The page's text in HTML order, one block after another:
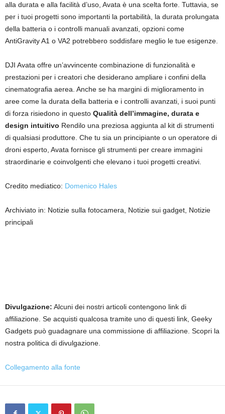
alla durata e alla facilità d’uso, Avata è una scelta forte. Tuttavia, se
per i tuoi progetti sono importanti la portabilità, la durata prolungata
della batteria o i controlli manuali avanzati, opzioni come
AntiGravity A1 o VA2 potrebbero soddisfare meglio le tue esigenze.
DJI Avata offre un’avvincente combinazione di funzionalità e
prestazioni per i creatori che desiderano ampliare i confini della
cinematografia aerea. Anche se ha margini di miglioramento in
aree come la durata della batteria e i controlli avanzati, i suoi punti
di forza risiedono in questo Qualità dell’immagine, durata e
design intuitivo Rendilo una preziosa aggiunta al kit di strumenti
di qualsiasi produttore. Che tu sia un principiante o un operatore di
droni esperto, Avata fornisce gli strumenti per creare immagini
straordinarie e coinvolgenti che elevano i tuoi progetti creativi.
Credito mediatico: Domenico Hales
Archiviato in: Notizie sulla fotocamera, Notizie sui gadget, Notizie
principali
Divulgazione: Alcuni dei nostri articoli contengono link di
affiliazione. Se acquisti qualcosa tramite uno di questi link, Geeky
Gadgets può guadagnare una commissione di affiliazione. Scopri la
nostra politica di divulgazione.
Collegamento alla fonte